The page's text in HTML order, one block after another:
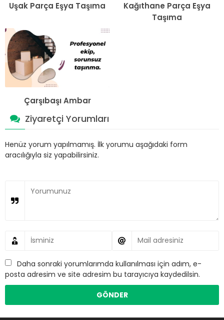
Uşak Parça Eşya Taşıma
Kağıthane Parça Eşya
Taşıma
Çarşıbaşı Ambar
Ziyaretçi Yorumları
Henüz yorum yapılmamış. İlk yorumu aşağıdaki form
aracılığıyla siz yapabilirsiniz.
Daha sonraki yorumlarımda kullanılması için adım, e-
posta adresim ve site adresim bu tarayıcıya kaydedilsin.